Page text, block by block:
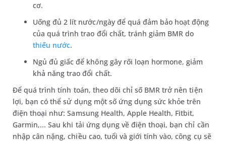
cơ.
Uống đủ 2 lít nước/ngày để quá đảm bảo hoạt động
của quá trình trao đổi chất, tránh giảm BMR do
thiếu nước.
Ngủ đủ giấc để không gây rối loạn hormone, giảm
khả năng trao đổi chất.
Để quá trình tính toán, theo dõi chỉ số BMR trở nên tiện
lợi, bạn có thể sử dụng một số ứng dụng sức khỏe trên
điện thoại như: Samsung Health, Apple Health, Fitbit,
Garmin,... Sau khi tải ứng dụng về điện thoại, bạn chỉ cần
nhập cân nặng, chiều cao, tuổi và giới tính vào, công cụ sẽ